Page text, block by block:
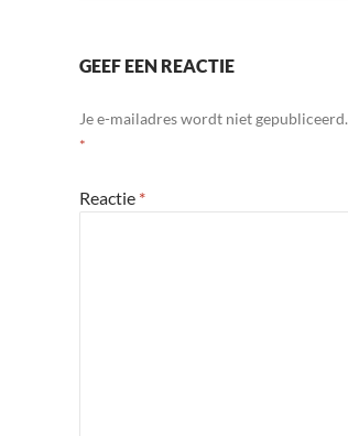
GEEF EEN REACTIE
Je e-mailadres wordt niet gepubliceerd.
*
Reactie *